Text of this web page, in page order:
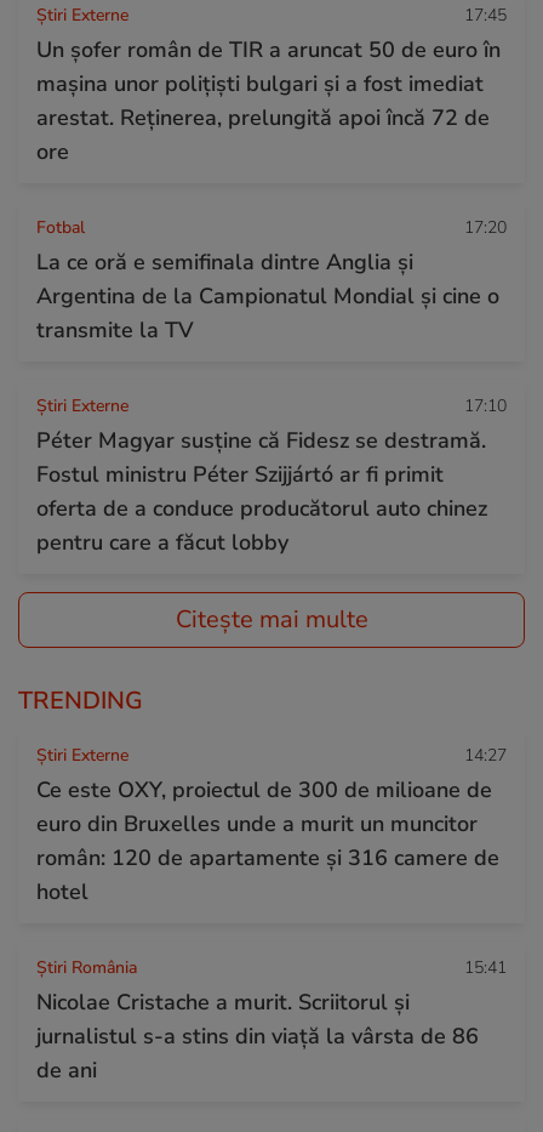
Știri Externe 17:45
Un șofer român de TIR a aruncat 50 de euro în
mașina unor polițiști bulgari și a fost imediat
arestat. Reținerea, prelungită apoi încă 72 de
ore
Fotbal 17:20
La ce oră e semifinala dintre Anglia și
Argentina de la Campionatul Mondial și cine o
transmite la TV
Știri Externe 17:10
Péter Magyar susține că Fidesz se destramă.
Fostul ministru Péter Szijjártó ar fi primit
oferta de a conduce producătorul auto chinez
pentru care a făcut lobby
Citește mai multe
TRENDING
Știri Externe 14:27
Ce este OXY, proiectul de 300 de milioane de
euro din Bruxelles unde a murit un muncitor
român: 120 de apartamente și 316 camere de
hotel
Știri România 15:41
Nicolae Cristache a murit. Scriitorul și
jurnalistul s-a stins din viață la vârsta de 86
de ani